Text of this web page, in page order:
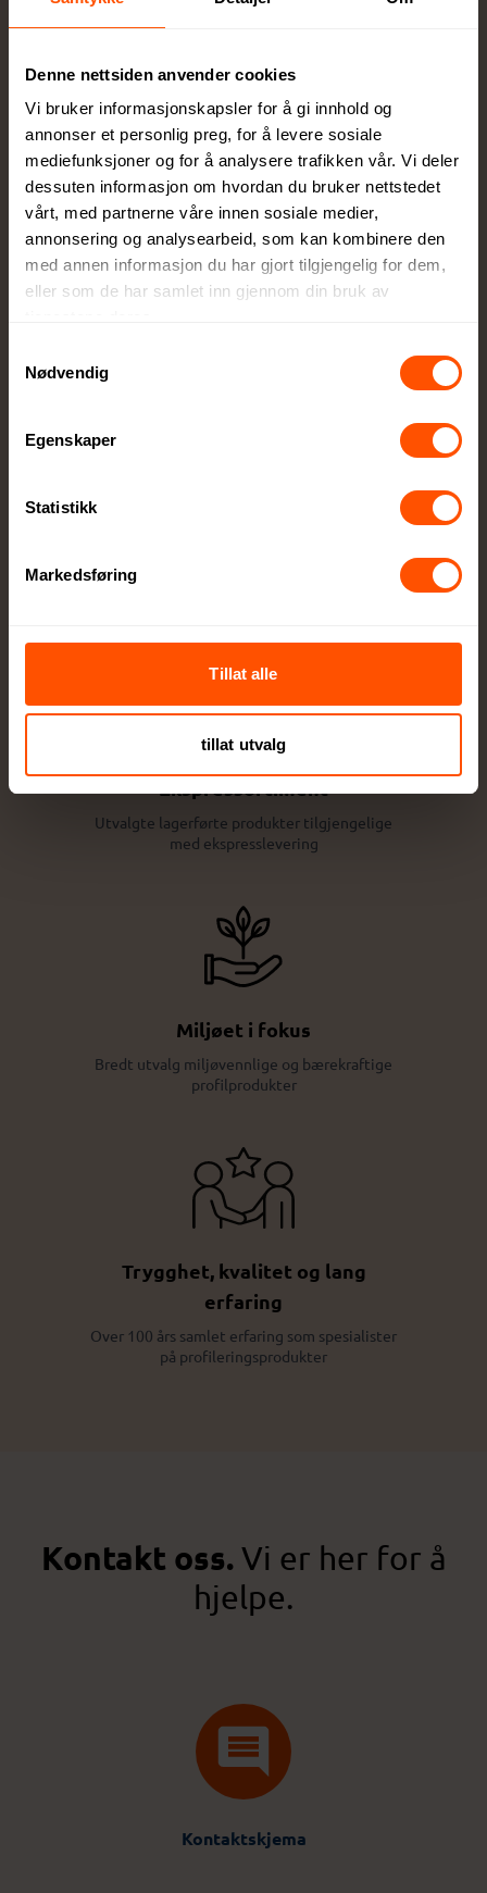
Denne nettsiden anvender cookies
Vi bruker informasjonskapsler for å gi innhold og
annonser et personlig preg, for å levere sosiale
mediefunksjoner og for å analysere trafikken vår. Vi deler
dessuten informasjon om hvordan du bruker nettstedet
vårt, med partnerne våre innen sosiale medier,
annonsering og analysearbeid, som kan kombinere den
med annen informasjon du har gjort tilgjengelig for dem,
eller som de har samlet inn gjennom din bruk av
Nødvendig
Egenskaper
Statistikk
Markedsføring
Tillat alle
tillat utvalg
Full kontroll
Du godkjenner alltid korrektur før vi setter
ordren i produksjon
Egen produksjonsavdeling
Alt innen firmagaver og profilklær til
Ekspressortiment
Utvalgte lagerførte produkter tilgjengelige
med ekspresslevering
Miljøet i fokus
Bredt utvalg miljøvennlige og bærekraftige
profilprodukter
Trygghet, kvalitet og lang
erfaring
Over 100 års samlet erfaring som spesialister
på profileringsprodukter
Kontakt oss.Vi er her for å
hjelpe.
Kontaktskjema